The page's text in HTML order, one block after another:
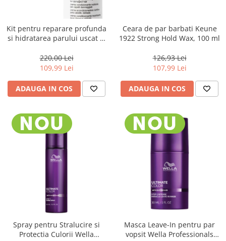
Kit pentru reparare profunda
si hidratarea parului uscat si
& Strength Nourishing
220,00 Lei
109,99 Lei
ADAUGA IN COS
Ceara de par barbati Keune
1922 Strong Hold Wax, 100 ml
126,93 Lei
107,99 Lei
ADAUGA IN COS
​​​​​​​Spray pentru Stralucire si
Protectia Culorii Wella
Masca Leave-In pentru par
vopsit Wella Professionals